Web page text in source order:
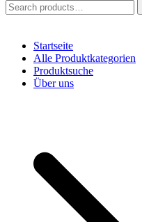
for:
Startseite
Alle Produktkategorien
Produktsuche
Über uns